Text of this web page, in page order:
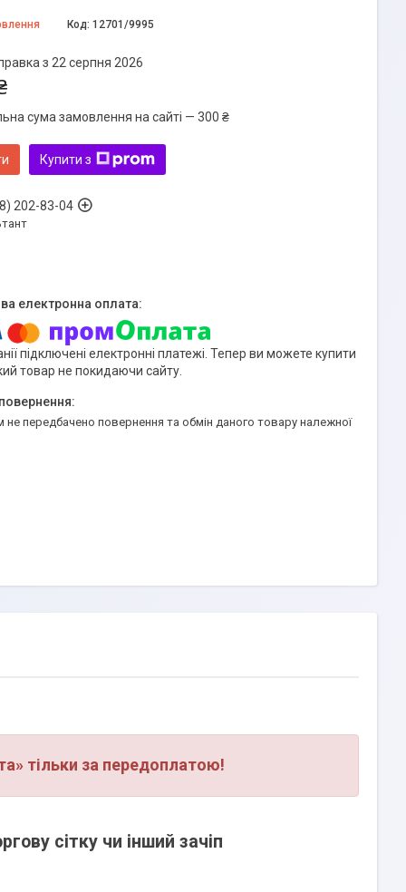
Код: 12701/9995
з 22 серпня 2026
сума замовлення на сайті — 300 ₴
Купити з
202-83-04
підключені електронні платежі. Тепер ви можете купити
товар не покидаючи сайту.
тільки за передоплатою!
сітку чи інший зачіп